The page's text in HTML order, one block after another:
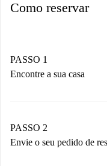
Como reservar
PASSO 1
Encontre a sua casa
Você tem todas as
antecipadamente.
PASSO 2
Envie o seu pedido de